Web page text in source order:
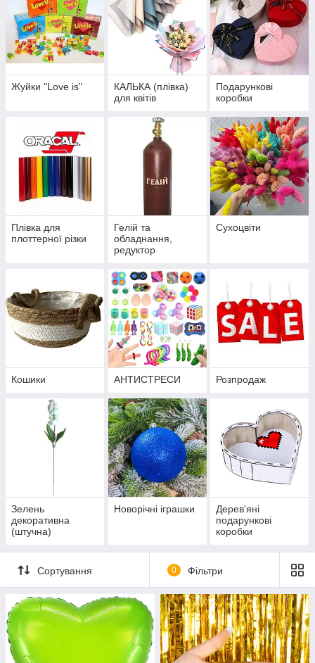
Жуйки "Love is"
КАЛЬКА (плівка)
для квітів
Подарункові
коробки
Плівка для
плоттерної різки
Гелій та
обладнання,
редуктор
Сухоцвіти
Кошики АНТИСТРЕСИ Розпродаж
Зелень
декоративна
(штучна)
Новорічні іграшки
Дерев'яні
подарункові
коробки
Сортування 0 Фільтри